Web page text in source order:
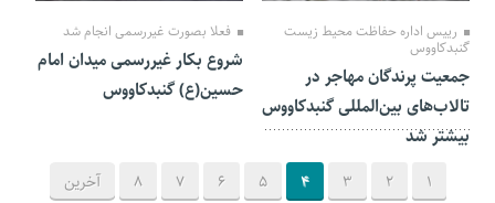
رییس اداره حفاظت محیط زیست
گنبدکاووس
جمعیت پرندگان مهاجر در
تالاب‌های بین‌المللی گنبدکاووس
بیشتر شد
فعلا بصورت غیررسمی انجام شد
شروع بکار غیررسمی میدان امام
حسین(ع) گنبدکاووس
1
2
3
4
5
6
7
8 آخرین